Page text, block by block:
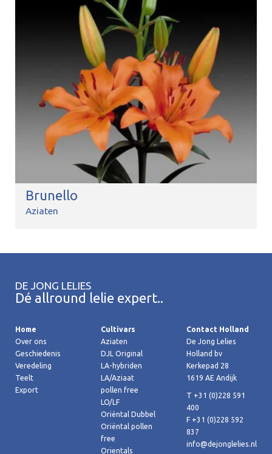
Brunello
Aziaten
DE JONG LELIES
Dé allround lelie expert..
Home
Over ons
Geschiedenis
Veredeling
Teelt
Export
Cultivars
Aziaten
DJL Original
LA-hybriden
LA/Aziaat
pollen free
LO/LF
Oriëntal Dubbel
Oriëntal pollen
free
Orientals
Contact Holland
De Jong Lelies
Holland bv
Kerkepad 28
1619 AE Andijk
T +31 (0)228 591
400
F +31 (0)228 592
837
info@dejonglelies.nl